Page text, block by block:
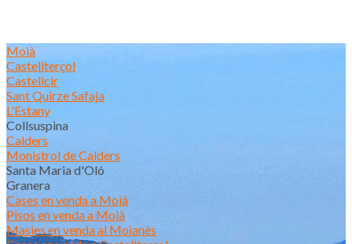
Moià
Castellterçol
Castellcir
Sant Quirze Safaja
L'Estany
Collsuspina
Calders
Monistrol de Calders
Santa Maria d'Oló
Granera
Cases en venda a Moià
Pisos en venda a Moià
Masies en venda al Moianès